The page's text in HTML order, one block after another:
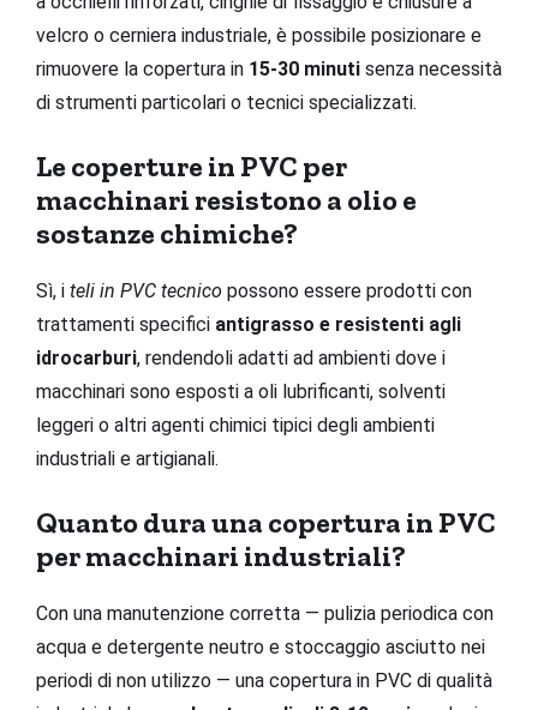
velcro o cerniera industriale, è possibile posizionare e
rimuovere la copertura in 15-30 minuti senza necessità
di strumenti particolari o tecnici specializzati.
Le coperture in PVC per
macchinari resistono a olio e
sostanze chimiche?
Sì, i teli in PVC tecnico possono essere prodotti con
trattamenti specifici antigrasso e resistenti agli
idrocarburi, rendendoli adatti ad ambienti dove i
macchinari sono esposti a oli lubrificanti, solventi
leggeri o altri agenti chimici tipici degli ambienti
industriali e artigianali.
Quanto dura una copertura in PVC
per macchinari industriali?
Con una manutenzione corretta — pulizia periodica con
acqua e detergente neutro e stoccaggio asciutto nei
periodi di non utilizzo — una copertura in PVC di qualità